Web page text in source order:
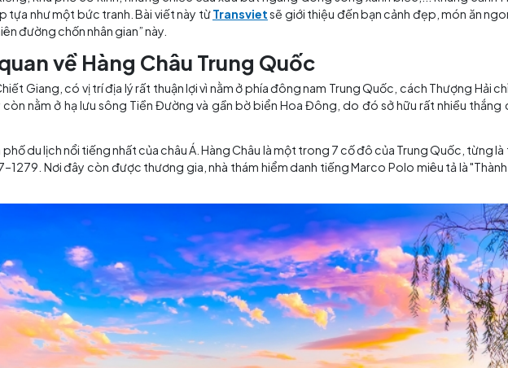
nổi tiếng, khu phố cổ kính, những chiếc cầu xưa bắt ngang dòng sông xanh
đẹp tựa như một bức tranh. Bài viết này từ
Transviet
sẽ giới thiệu đến bạn
“Thiên đường chốn nhân gian” này.
quan về Hàng Châu Trung Quốc
tỉnh Chiết Giang, có vị trí địa lý rất thuận lợi vì nằm ở phía đông nam Trung
này còn nằm ở hạ lưu sông Tiền Đường và gần bờ biển Hoa Đông, do đó sở
thành phố du lịch nổi tiếng nhất của châu Á. Hàng Châu là một trong 7 cố đô
1127–1279. Nơi đây còn được thương gia, nhà thám hiểm danh tiếng Marco